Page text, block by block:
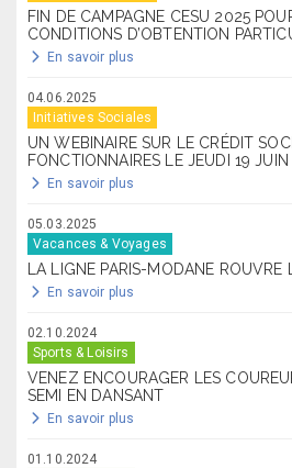
FIN DE CAMPAGNE CESU 2025
CONDITIONS D’OBTENTION
En savoir plus
04.06.2025
Initiatives Sociales
UN WEBINAIRE SUR LE CRÉDIT
FONCTIONNAIRES LE JEUDI 19 JUIN
En savoir plus
05.03.2025
Vacances & Voyages
LA LIGNE PARIS-MODANE ROUVRE
En savoir plus
02.10.2024
Sports & Loisirs
VENEZ ENCOURAGER LES
SEMI EN DANSANT
En savoir plus
01.10.2024